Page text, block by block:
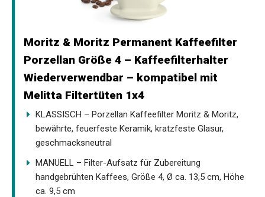
Moritz & Moritz Permanent Kaffeefilter
Porzellan Größe 4 – Kaffeefilterhalter
Wiederverwendbar – kompatibel mit
Melitta Filtertüten 1x4
KLASSISCH – Porzellan Kaffeefilter Moritz & Moritz,
bewährte, feuerfeste Keramik, kratzfeste Glasur,
geschmacksneutral
MANUELL – Filter-Aufsatz für Zubereitung
handgebrühten Kaffees, Größe 4, Ø ca. 13,5 cm, Höhe
ca. 9,5 cm